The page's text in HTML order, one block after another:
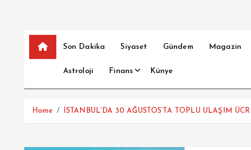
Son Dakika Siyaset Gündem Magazin
Astroloji Finans Künye
Home İSTANBUL’DA 30 AĞUSTOS’TA TOPLU ULAŞIM